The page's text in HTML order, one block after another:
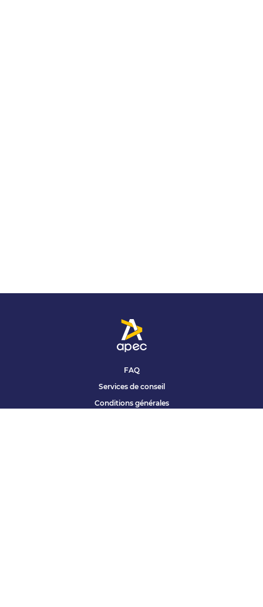
FAQ
Services de conseil
Conditions générales